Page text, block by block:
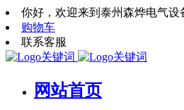
你好，欢迎来到泰州森烨电气设
购物车
联系客服
网站首页